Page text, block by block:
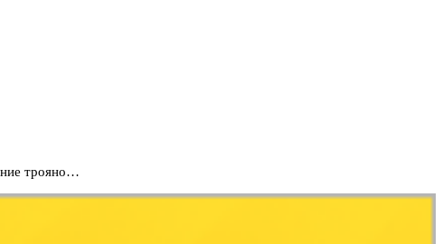
трояно…